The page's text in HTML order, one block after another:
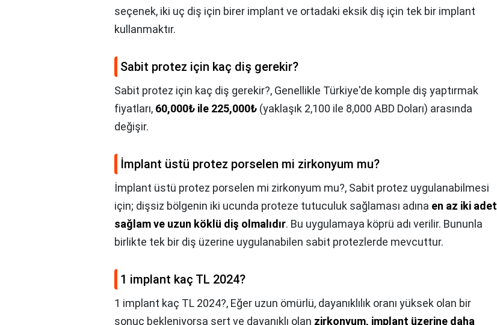
seçenek, iki uç diş için birer implant ve ortadaki eksik diş için tek bir implant
kullanmaktır.
Sabit protez için kaç diş gerekir?
Sabit protez için kaç diş gerekir?, Genellikle Türkiye'de komple diş yaptırmak
fiyatları, 60,000₺ ile 225,000₺ (yaklaşık 2,100 ile 8,000 ABD Doları) arasında
değişir.
İmplant üstü protez porselen mi zirkonyum mu?
İmplant üstü protez porselen mi zirkonyum mu?, Sabit protez uygulanabilmesi
için; dişsiz bölgenin iki ucunda proteze tutuculuk sağlaması adına en az iki adet
sağlam ve uzun köklü diş olmalıdır. Bu uygulamaya köprü adı verilir. Bununla
birlikte tek bir diş üzerine uygulanabilen sabit protezlerde mevcuttur.
1 implant kaç TL 2024?
1 implant kaç TL 2024?, Eğer uzun ömürlü, dayanıklılık oranı yüksek olan bir
sonuç bekleniyorsa sert ve dayanıklı olan zirkonyum, implant üzerine daha